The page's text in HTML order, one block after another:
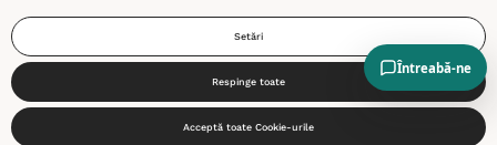
Setări
Respinge toate
Acceptă toate Cookie-urile